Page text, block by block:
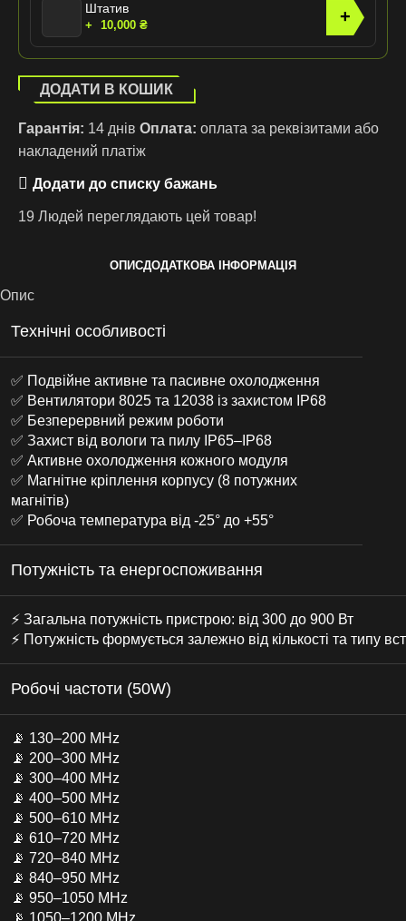
Штатив
+ 10,000 ₴ +
ДОДАТИ В КОШИК
Гарантія: 14 днів Оплата: оплата за реквізитами або
накладений платіж
Додати до списку бажань
19 Людей переглядають цей товар!
ОПИСДОДАТКОВА ІНФОРМАЦІЯ
Опис
Технічні особливості
✅ Подвійне активне та пасивне охолодження
✅ Вентилятори 8025 та 12038 із захистом IP68
✅ Безперервний режим роботи
✅ Захист від вологи та пилу IP65–IP68
✅ Активне охолодження кожного модуля
✅ Магнітне кріплення корпусу (8 потужних
магнітів)
✅ Робоча температура від -25° до +55°
Потужність та енергоспоживання
⚡ Загальна потужність пристрою: від 300 до 900 Вт
⚡ Потужність формується залежно від кількості та типу
Робочі частоти (50W)
📡 130–200 MHz
📡 200–300 MHz
📡 300–400 MHz
📡 400–500 MHz
📡 500–610 MHz
📡 610–720 MHz
📡 720–840 MHz
📡 840–950 MHz
📡 950–1050 MHz